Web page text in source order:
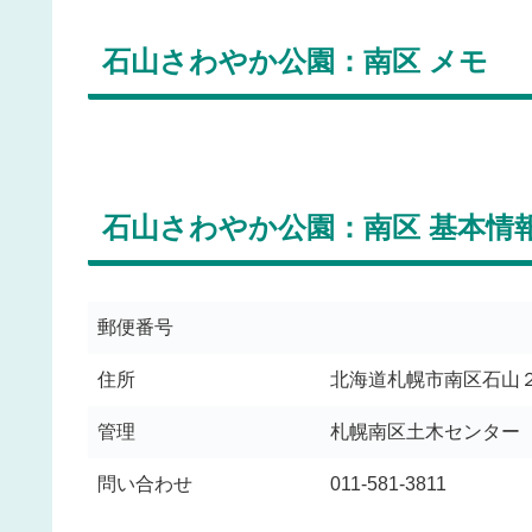
石山さわやか公園：南区 メモ
石山さわやか公園：南区 基本情
郵便番号
住所 北海道札幌市南区石山
管理 札幌南区土木センター
問い合わせ 011-581-3811